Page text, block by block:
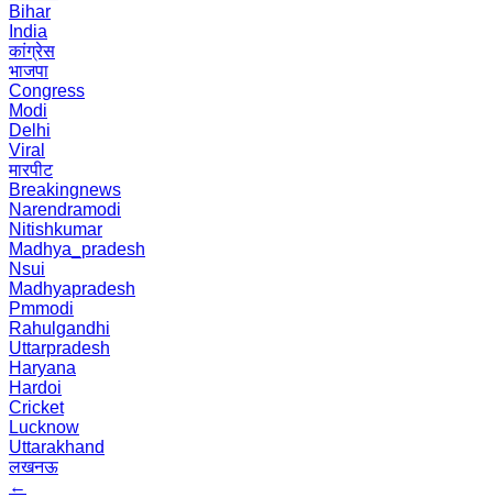
Bihar
India
कांग्रेस
भाजपा
Congress
Modi
Delhi
Viral
मारपीट
Breakingnews
Narendramodi
Nitishkumar
Madhya_pradesh
Nsui
Madhyapradesh
Pmmodi
Rahulgandhi
Uttarpradesh
Haryana
Hardoi
Cricket
Lucknow
Uttarakhand
लखनऊ
←